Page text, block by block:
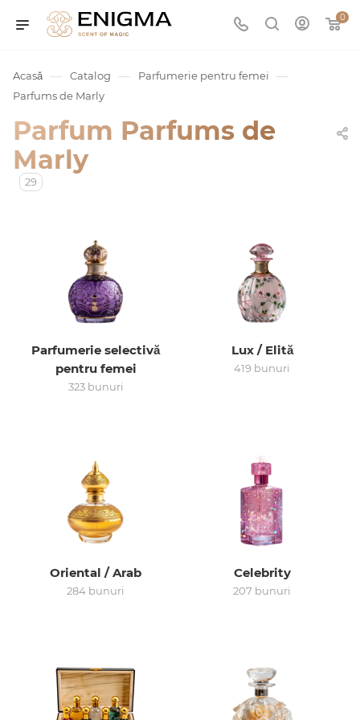
0
Acasă — Catalog — Parfumerie pentru femei —
Parfums de Marly
Parfum Parfums de
Marly
29
Parfumerie selectivă
pentru femei
323 bunuri
Lux / Elită
419 bunuri
Oriental / Arab
284 bunuri
Celebrity
207 bunuri